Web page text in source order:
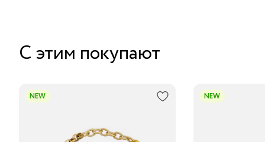
С этим покупают
NEW NEW